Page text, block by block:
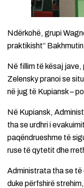
Ndërkohë, grupi
praktikisht”
Në fillim të kësaj jave,
Zelensky pranoi se
në jug të Kupiansk –
Në Kupiansk,
tha se urdhri i
paqëndrueshme të
ruse të qytetit dhe
Administrata tha se të
duke përfshirë